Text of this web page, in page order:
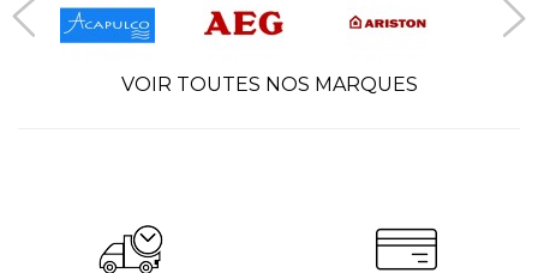
VOIR TOUTES NOS MARQUES